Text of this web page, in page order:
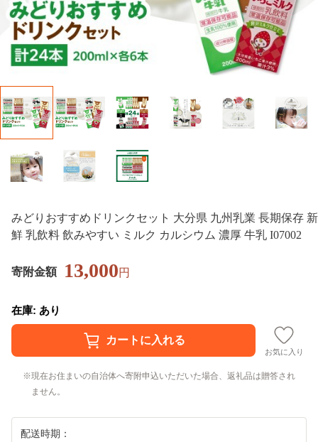
みどりおすすめドリンクセット 大分県 九州乳業 長期保存 新
鮮 乳飲料 飲みやすい ミルク カルシウム 濃厚 牛乳 I07002
寄附金額 13,000円
在庫: あり
お気に入り
現在お住まいの自治体へ寄附申込いただいた場合、返礼品は贈答され
ません。
配送時期：